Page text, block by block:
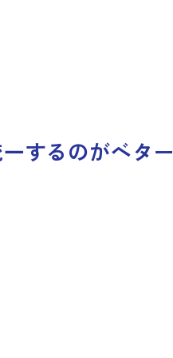
するのがベター